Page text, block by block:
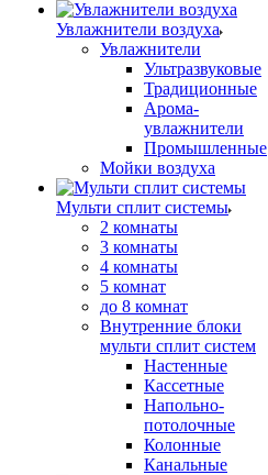
Увлажнители воздуха
Увлажнители
Ультразвуковые
Традиционные
Арома-
увлажнители
Промышленные
Мойки воздуха
Мульти сплит системы
2 комнаты
3 комнаты
4 комнаты
5 комнат
до 8 комнат
Внутренние блоки
мульти сплит систем
Настенные
Кассетные
Напольно-
потолочные
Колонные
Канальные